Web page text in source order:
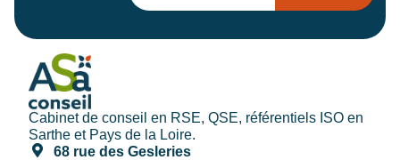
Cabinet de conseil en RSE, QSE, référentiels ISO en
Sarthe et Pays de la Loire.
68 rue des Gesleries